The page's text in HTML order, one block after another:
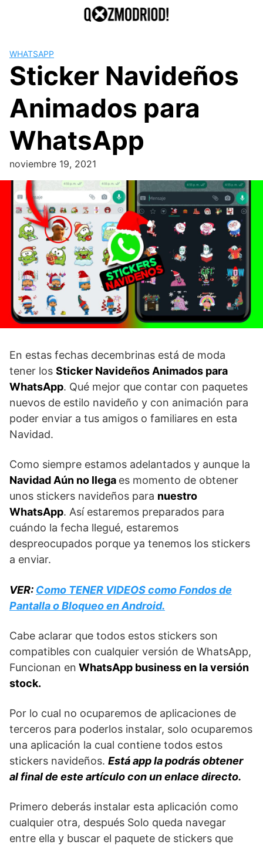
WHATSAPP
Sticker Navideños
Animados para
WhatsApp
noviembre 19, 2021
En estas fechas decembrinas está de moda
tener los Sticker Navideños Animados para
WhatsApp. Qué mejor que contar con paquetes
nuevos de estilo navideño y con animación para
poder enviar a tus amigos o familiares en esta
Navidad.
Como siempre estamos adelantados y aunque la
Navidad Aún no llega es momento de obtener
unos stickers navideños para nuestro
WhatsApp. Así estaremos preparados para
cuándo la fecha llegué, estaremos
despreocupados porque ya tenemos los stickers
a enviar.
VER: Como TENER VIDEOS como Fondos de
Pantalla o Bloqueo en Android.
Cabe aclarar que todos estos stickers son
compatibles con cualquier versión de WhatsApp,
Funcionan en WhatsApp business en la versión
stock.
Por lo cual no ocuparemos de aplicaciones de
terceros para poderlos instalar, solo ocuparemos
una aplicación la cual contiene todos estos
stickers navideños. Está app la podrás obtener
al final de este artículo con un enlace directo.
Primero deberás instalar esta aplicación como
cualquier otra, después Solo queda navegar
entre ella y buscar el paquete de stickers que